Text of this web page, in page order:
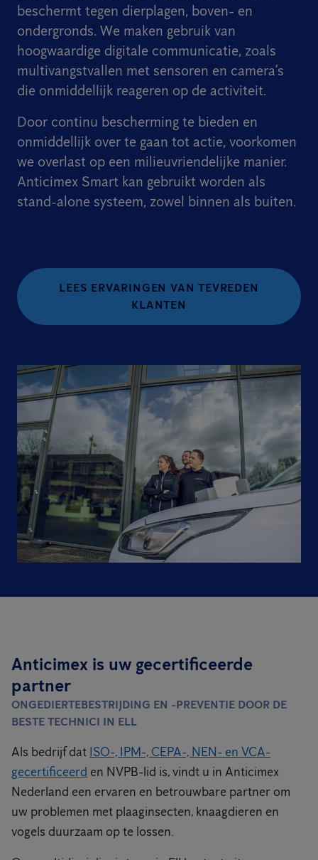
beschermt tegen dierplagen, boven- en
ondergronds. We maken gebruik van
hoogwaardige digitale communicatie, zoals
multivangstvallen met sensoren en camera’s
die onmiddellijk reageren op de activiteit.
Door continu bescherming te bieden en
onmiddellijk over te gaan tot actie, voorkomen
we overlast op een milieuvriendelijke manier.
Anticimex Smart kan gebruikt worden als
stand-alone systeem, zowel binnen als buiten.
LEES ERVARINGEN VAN TEVREDEN
KLANTEN
Anticimex is uw gecertificeerde
partner
ONGEDIERTEBESTRIJDING EN -PREVENTIE DOOR DE
BESTE TECHNICI IN ELL
Als bedrijf dat ISO-, IPM-, CEPA-, NEN- en VCA-
gecertificeerd en NVPB-lid is, vindt u in Anticimex
Nederland een ervaren en betrouwbare partner om
uw problemen met plaaginsecten, knaagdieren en
vogels duurzaam op te lossen.